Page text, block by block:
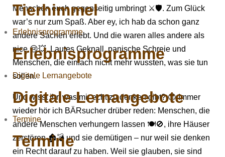
Tierhimmel
Erlebnisprogramme
Erlebnisprogramme
Digitale Lernangebote
Digitale Lernangebote
Termine
Termine
Menschen euch gegenseitig umbringt ⚔️🛡️. Zum Glück
war’s nur zum Spaß. Aber ey, ich hab da schon ganz
andere Sachen erlebt. Und die waren alles andere als
nice 😢💥. Lautes Geknall, panische Schreie und
Menschen, die einfach nicht mehr wussten, was sie tun
sollen.
Und wisst ihr, was mir echt zu denken gibt? 😔 Immer
wieder hör ich BÄRsucher drüber reden: Menschen, die
andere Menschen verhungern lassen 🍽️🚫, ihre Häuser
zerstören 🏚️💣 und sie demütigen – nur weil sie denken
ein Recht darauf zu haben. Weil sie glauben, sie sind